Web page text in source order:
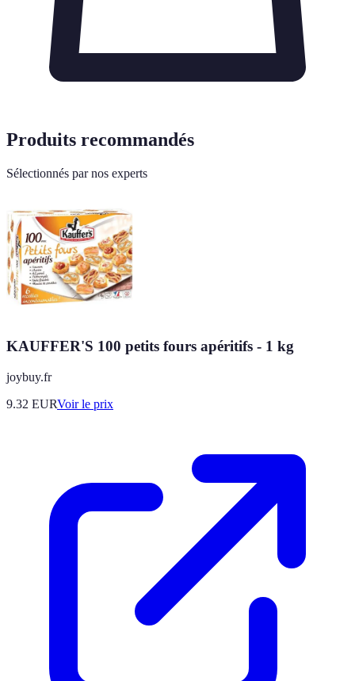
Produits recommandés
Sélectionnés par nos experts
KAUFFER'S 100 petits fours apéritifs - 1 kg
joybuy.fr
9.32 EURVoir le prix